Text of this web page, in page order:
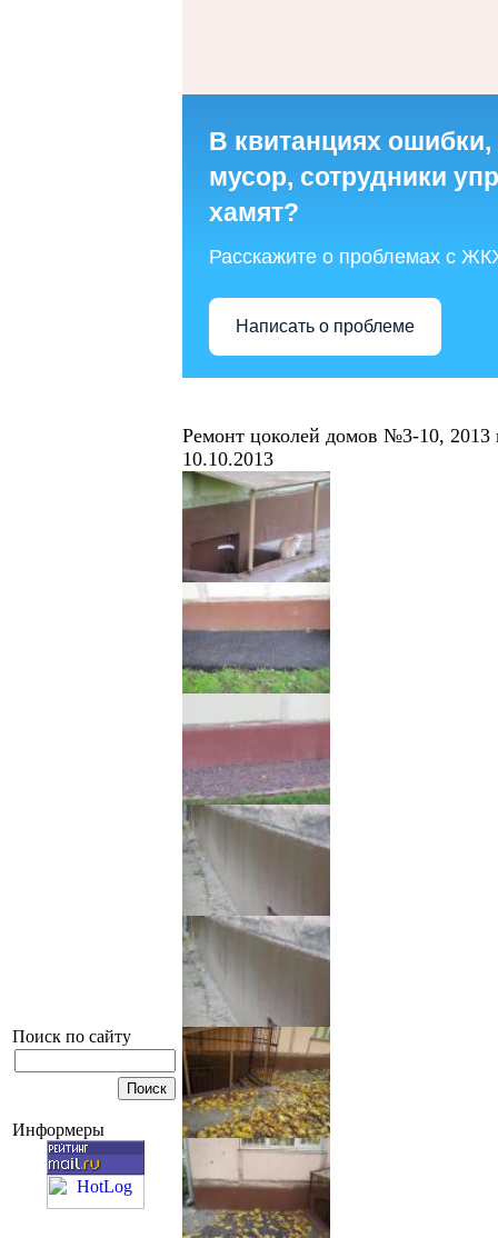
Поиск по сайту
Информеры
В квитанциях
мусор, сотрудники
хамят?
Расскажите о проблемах с
Написать о проблеме
Ремонт цоколей домов №3-10, 2013
10.10.2013